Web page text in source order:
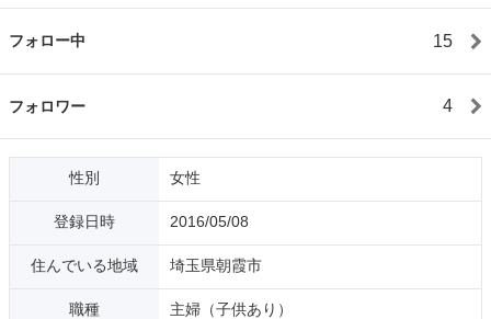
フォロー中 15
フォロワー 4
性別 女性
登録日時 2016/05/08
住んでいる地域 埼玉県朝霞市
職種 主婦（子供あり）